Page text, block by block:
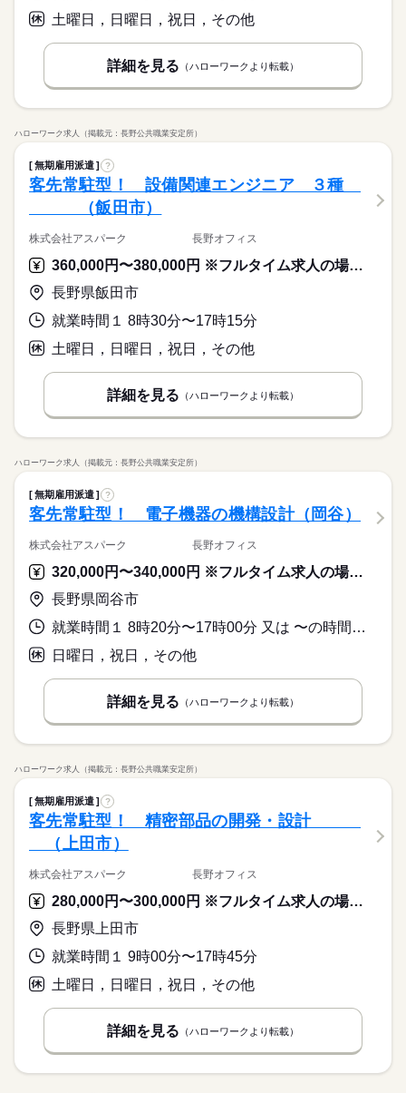
土曜日，日曜日，祝日，その他
詳細を見る （ハローワークより転載）
ハローワーク求人（掲載元：長野公共職業安定所）
無期雇用派遣 ?
客先常駐型！ 設備関連エンジニア ３種
（飯田市）
株式会社アスパーク 長野オフィス
360,000円〜380,000円 ※フルタイム求人の場合は月額（換算額）、パート求人の場合は時間額を表示しています。
長野県飯田市
就業時間１ 8時30分〜17時15分
土曜日，日曜日，祝日，その他
詳細を見る （ハローワークより転載）
ハローワーク求人（掲載元：長野公共職業安定所）
無期雇用派遣 ?
客先常駐型！ 電子機器の機構設計（岡谷）
株式会社アスパーク 長野オフィス
320,000円〜340,000円 ※フルタイム求人の場合は月額（換算額）、パート求人の場合は時間額を表示しています。
長野県岡谷市
就業時間１ 8時20分〜17時00分 又は 〜の時間の間の0時間
日曜日，祝日，その他
詳細を見る （ハローワークより転載）
ハローワーク求人（掲載元：長野公共職業安定所）
無期雇用派遣 ?
客先常駐型！ 精密部品の開発・設計
（上田市）
株式会社アスパーク 長野オフィス
280,000円〜300,000円 ※フルタイム求人の場合は月額（換算額）、パート求人の場合は時間額を表示しています。
長野県上田市
就業時間１ 9時00分〜17時45分
土曜日，日曜日，祝日，その他
詳細を見る （ハローワークより転載）